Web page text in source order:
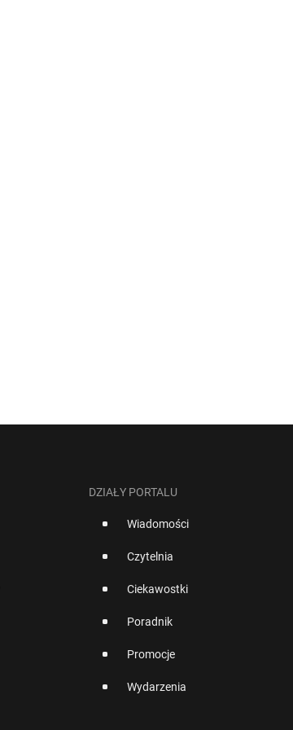
DZIAŁY PORTALU
Wiadomości
Czytelnia
Ciekawostki
Poradnik
Promocje
Wydarzenia